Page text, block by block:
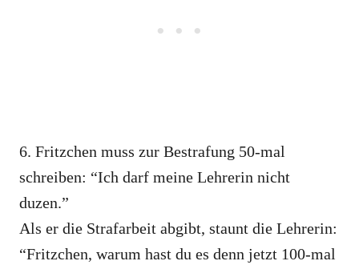
6. Fritzchen muss zur Bestrafung 50-mal
schreiben: “Ich darf meine Lehrerin nicht
duzen.”
Als er die Strafarbeit abgibt, staunt die Lehrerin:
“Fritzchen, warum hast du es denn jetzt 100-mal